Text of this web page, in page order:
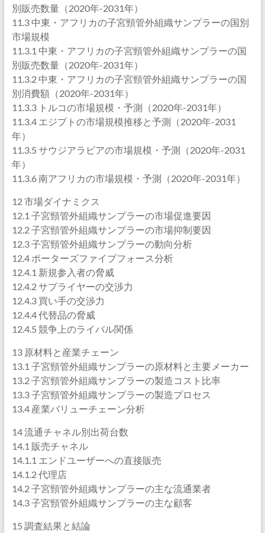
別販売数量（2020年-2031年）
11.3 中東・アフリカの子宮頸管外組織サンプラーの国別
市場規模
11.3.1 中東・アフリカの子宮頸管外組織サンプラーの国
別販売数量（2020年-2031年）
11.3.2 中東・アフリカの子宮頸管外組織サンプラーの国
別消費額（2020年-2031年）
11.3.3 トルコの市場規模・予測（2020年-2031年）
11.3.4 エジプトの市場規模推移と予測（2020年-2031
年）
11.3.5 サウジアラビアの市場規模・予測（2020年-2031
年）
11.3.6 南アフリカの市場規模・予測（2020年-2031年）
12 市場ダイナミクス
12.1 子宮頸管外組織サンプラーの市場促進要因
12.2 子宮頸管外組織サンプラーの市場抑制要因
12.3 子宮頸管外組織サンプラーの動向分析
12.4 ポーターズファイブフォース分析
12.4.1 新規参入者の脅威
12.4.2 サプライヤーの交渉力
12.4.3 買い手の交渉力
12.4.4 代替品の脅威
12.4.5 競争上のライバル関係
13 原材料と産業チェーン
13.1 子宮頸管外組織サンプラーの原材料と主要メーカー
13.2 子宮頸管外組織サンプラーの製造コスト比率
13.3 子宮頸管外組織サンプラーの製造プロセス
13.4 産業バリューチェーン分析
14 流通チャネル別出荷台数
14.1 販売チャネル
14.1.1 エンドユーザーへの直接販売
14.1.2 代理店
14.2 子宮頸管外組織サンプラーの主な流通業者
14.3 子宮頸管外組織サンプラーの主な顧客
15 調査結果と結論